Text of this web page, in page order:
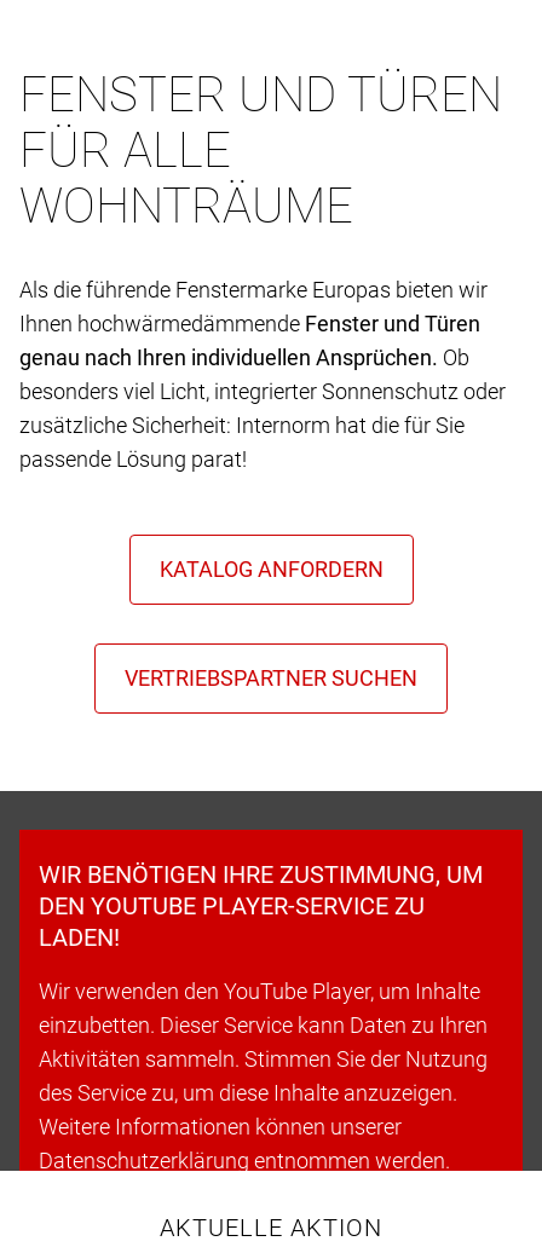
FENSTER UND TÜREN
FÜR ALLE
WOHNTRÄUME
Als die führende Fenstermarke Europas bieten wir
Ihnen hochwärmedämmende Fenster und Türen
genau nach Ihren individuellen Ansprüchen. Ob
besonders viel Licht, integrierter Sonnenschutz oder
zusätzliche Sicherheit: Internorm hat die für Sie
passende Lösung parat!
WIR BENÖTIGEN IHRE ZUSTIMMUNG, UM
DEN YOUTUBE PLAYER-SERVICE ZU
LADEN!
Wir verwenden den YouTube Player, um Inhalte
einzubetten. Dieser Service kann Daten zu Ihren
Aktivitäten sammeln. Stimmen Sie der Nutzung
des Service zu, um diese Inhalte anzuzeigen.
Weitere Informationen können unserer
Datenschutzerklärung entnommen werden.
Cookies akzeptieren & fortfahren
AKTUELLE AKTION